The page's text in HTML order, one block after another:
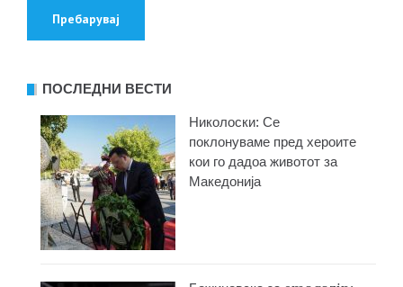
ПОСЛЕДНИ ВЕСТИ
Николоски: Се
поклонуваме пред хероите
кои го дадоа животот за
Македонија